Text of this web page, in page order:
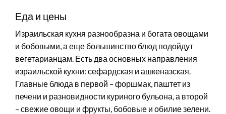
Еда и цены
Израильская кухня разнообразна и богата овощами
и бобовыми, а еще большинство блюд подойдут
вегетарианцам. Есть два основных направления
израильской кухни: сефардская и ашкеназская.
Главные блюда в первой – форшмак, паштет из
печени и разновидности куриного бульона, а второй
– свежие овощи и фрукты, бобовые и обилие зелени.